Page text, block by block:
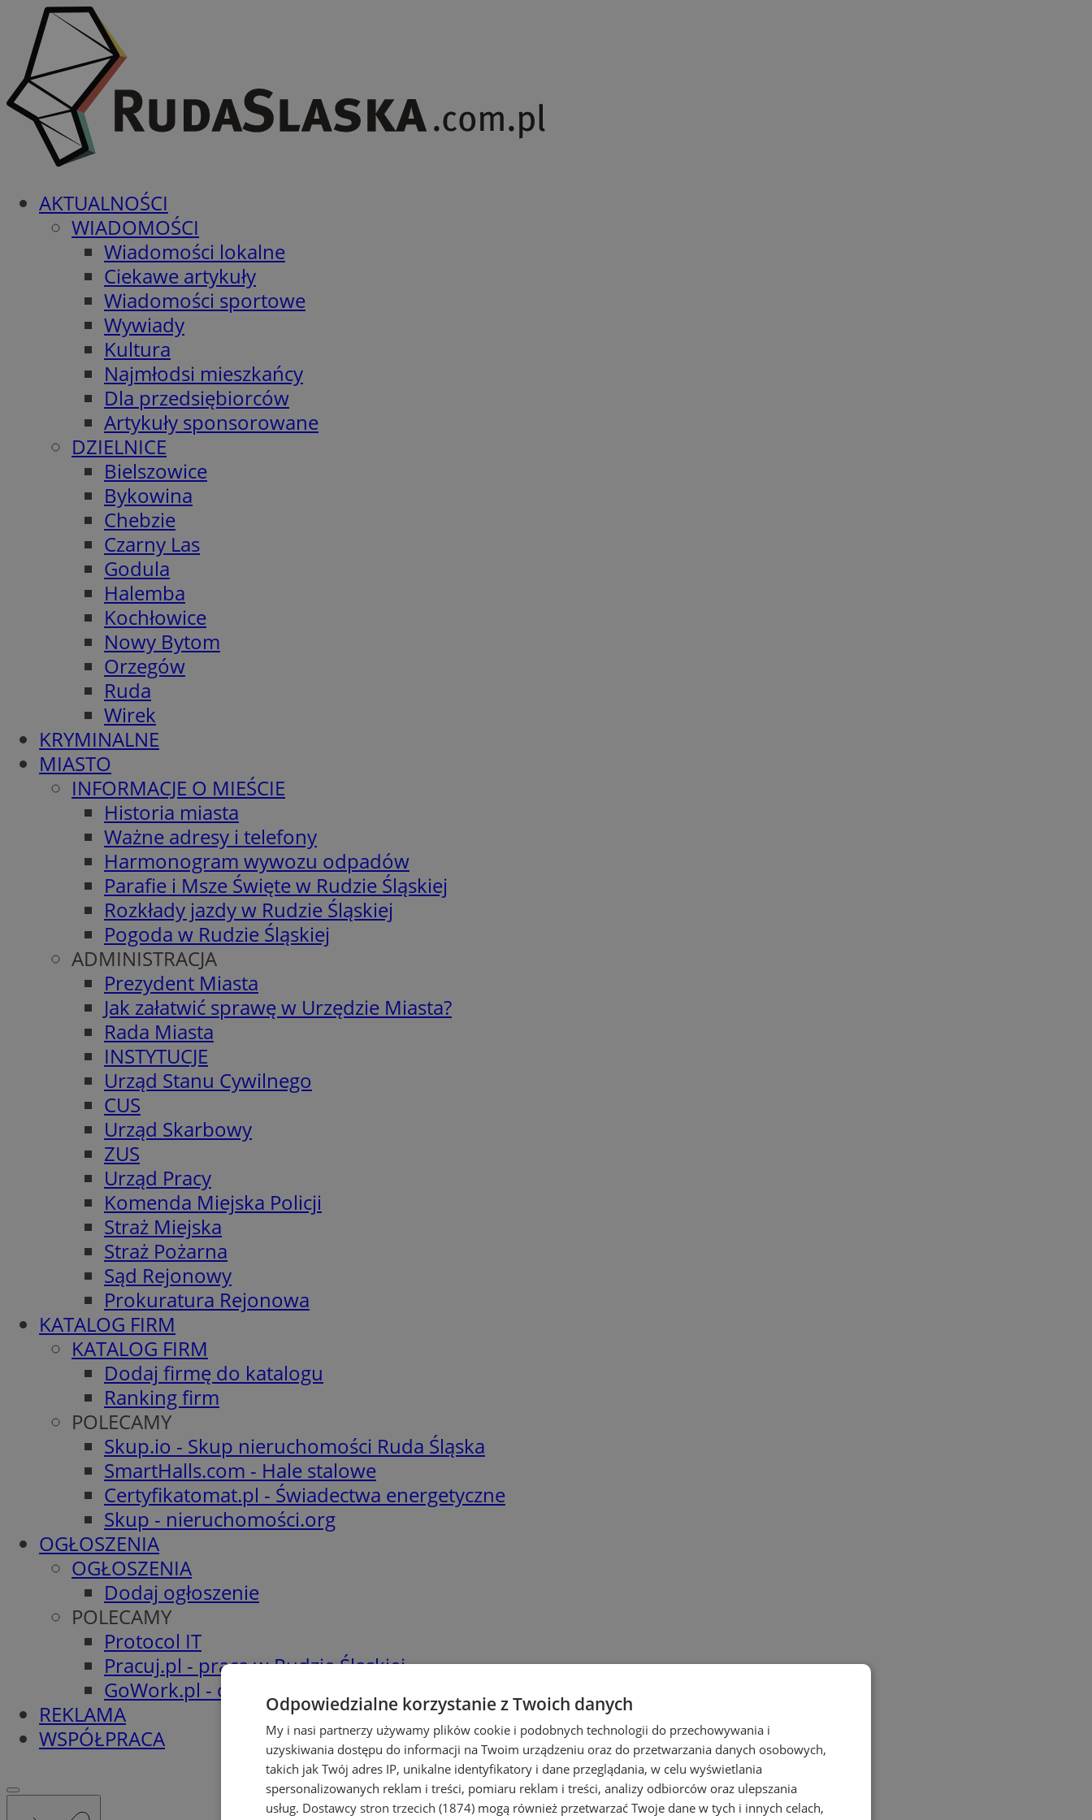
AKTUALNOŚCI
WIADOMOŚCI
Wiadomości lokalne
Ciekawe artykuły
Wiadomości sportowe
Wywiady
Kultura
Najmłodsi mieszkańcy
Dla przedsiębiorców
Artykuły sponsorowane
DZIELNICE
Bielszowice
Bykowina
Chebzie
Czarny Las
Godula
Halemba
Kochłowice
Nowy Bytom
Orzegów
Ruda
Wirek
KRYMINALNE
MIASTO
INFORMACJE O MIEŚCIE
Historia miasta
Ważne adresy i telefony
Harmonogram wywozu odpadów
Parafie i Msze Święte w Rudzie Śląskiej
Rozkłady jazdy w Rudzie Śląskiej
Pogoda w Rudzie Śląskiej
ADMINISTRACJA
Prezydent Miasta
Jak załatwić sprawę w Urzędzie Miasta?
Rada Miasta
INSTYTUCJE
Urząd Stanu Cywilnego
CUS
Urząd Skarbowy
ZUS
Urząd Pracy
Komenda Miejska Policji
Straż Miejska
Straż Pożarna
Sąd Rejonowy
Prokuratura Rejonowa
KATALOG FIRM
KATALOG FIRM
Dodaj firmę do katalogu
Ranking firm
POLECAMY
Skup.io - Skup nieruchomości Ruda Śląska
SmartHalls.com - Hale stalowe
Certyfikatomat.pl - Świadectwa energetyczne
Skup - nieruchomości.org
OGŁOSZENIA
OGŁOSZENIA
Dodaj ogłoszenie
POLECAMY
Protocol IT
Pracuj.pl - praca w Rudzie Śląskiej
GoWork.pl - oferty pracy
REKLAMA
WSPÓŁPRACA
Odpowiedzialne korzystanie z Twoich danych
My i nasi partnerzy używamy plików cookie i podobnych technologii do przechowywania i
uzyskiwania dostępu do informacji na Twoim urządzeniu oraz do przetwarzania danych osobowych,
takich jak Twój adres IP, unikalne identyfikatory i dane przeglądania, w celu wyświetlania
spersonalizowanych reklam i treści, pomiaru reklam i treści, analizy odbiorców oraz ulepszania
usług. Dostawcy stron trzecich (1874) mogą również przetwarzać Twoje dane w tych i innych celach,